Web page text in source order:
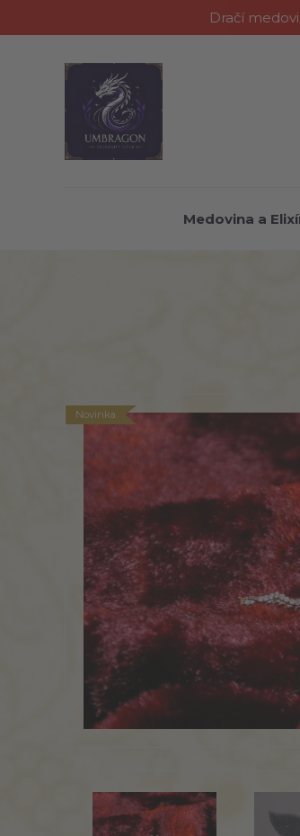
Dračí
Medovina a
Novinka